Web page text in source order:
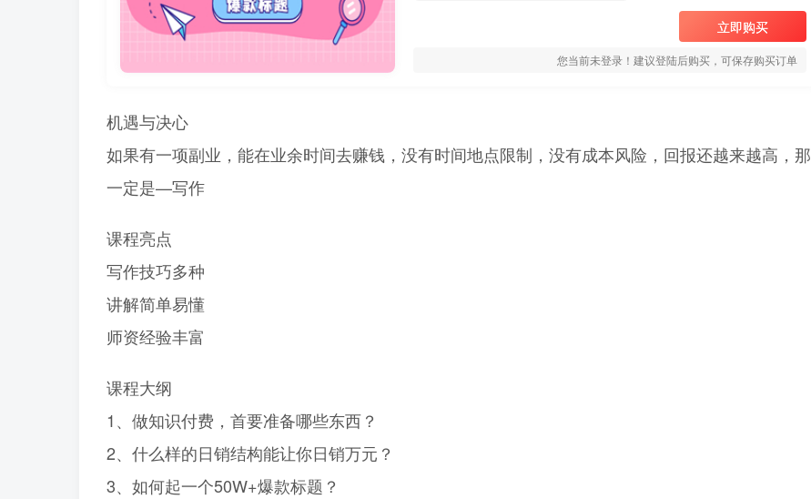
立即购买
您当前未登录！建议登陆后购买，可保存购买订单
机遇与决心
如果有一项副业，能在业余时间去赚钱，没有时间地点限制，没有成本风险，回报还越来越高，那
一定是—写作
课程亮点
写作技巧多种
讲解简单易懂
师资经验丰富
课程大纲
1、做知识付费，首要准备哪些东西？
2、什么样的日销结构能让你日销万元？
3、如何起一个50W+爆款标题？